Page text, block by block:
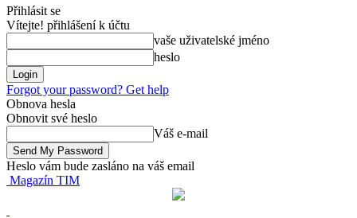
Přihlásit se
Vítejte! přihlášení k účtu
vaše uživatelské jméno
heslo
Forgot your password? Get help
Obnova hesla
Obnovit své heslo
Váš e-mail
Heslo vám bude zasláno na váš email
Magazín TIM